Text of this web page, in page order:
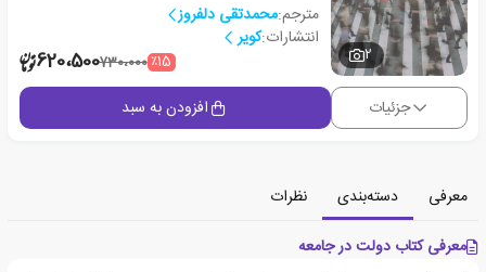
2
مترجم:محمدتقی دلفروز
انتشارات:کویر
٪15730،000620،500
جزئیات افزودن به سبد
معرفی دسته‌بندی
نظرات
معرفی کتاب دولت در جامعه